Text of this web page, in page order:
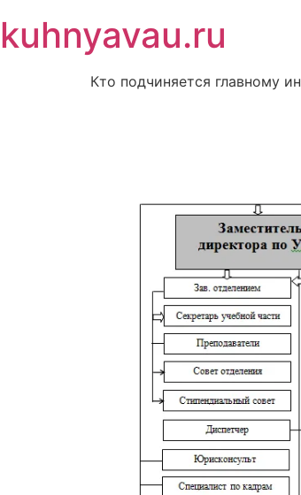
содержимому
kuhnyavau.ru
Кто подчиняется главному